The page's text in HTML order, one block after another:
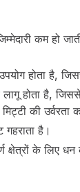
कम हो
होता है,
होता है,
की उर्वरता
है।
क्षेत्रों के लिए